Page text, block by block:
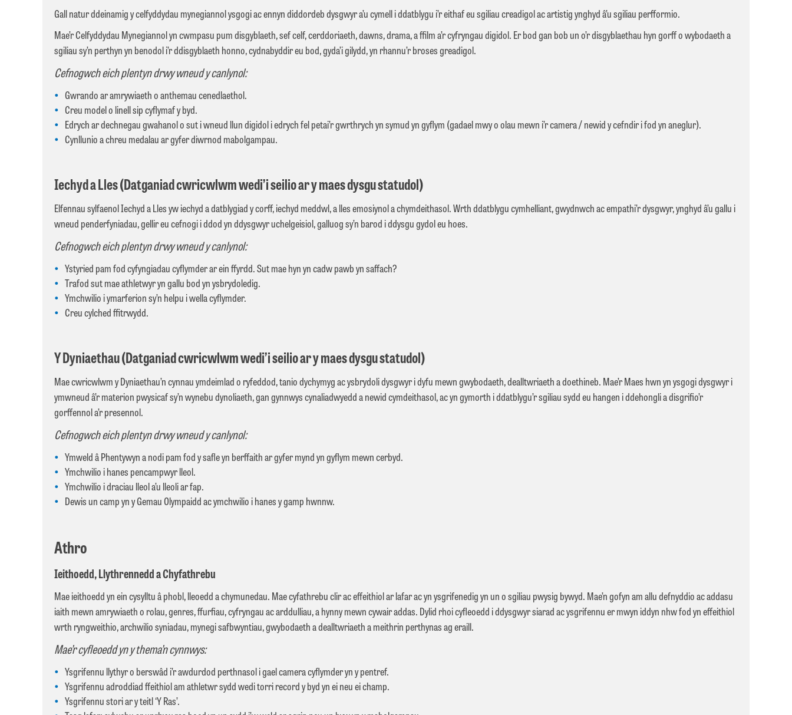
Gall natur ddeinamig y celfyddydau mynegiannol ysgogi ac ennyn diddordeb dysgwyr a’u cymell i ddatblygu i’r eithaf eu sgiliau creadigol ac artistig ynghyd â’u sgiliau perfformio.
Mae’r Celfyddydau Mynegiannol yn cwmpasu pum disgyblaeth, sef celf, cerddoriaeth, dawns, drama, a ffilm a’r cyfryngau digidol. Er bod gan bob un o’r disgyblaethau hyn gorff o wybodaeth a
sgiliau sy’n perthyn yn benodol i’r ddisgyblaeth honno, cydnabyddir eu bod, gyda’i gilydd, yn rhannu’r broses greadigol.
Cefnogwch eich plentyn drwy wneud y canlynol:
Gwrando ar amrywiaeth o anthemau cenedlaethol.
Creu model o linell sip cyflymaf y byd.
Edrych ar dechnegau gwahanol o sut i wneud llun digidol i edrych fel petai’r gwrthrych yn symud yn gyflym (gadael mwy o olau mewn i’r camera / newid y cefndir i fod yn aneglur).
Cynllunio a chreu medalau ar gyfer diwrnod mabolgampau.
Iechyd a Lles (Datganiad cwricwlwm wedi’i seilio ar y maes dysgu statudol)
Elfennau sylfaenol Iechyd a Lles yw iechyd a datblygiad y corff, iechyd meddwl, a lles emosiynol a chymdeithasol. Wrth ddatblygu cymhelliant, gwydnwch ac empathi’r dysgwyr, ynghyd â’u gallu i
wneud penderfyniadau, gellir eu cefnogi i ddod yn ddysgwyr uchelgeisiol, galluog sy’n barod i ddysgu gydol eu hoes.
Cefnogwch eich plentyn drwy wneud y canlynol:
Ystyried pam fod cyfyngiadau cyflymder ar ein ffyrdd. Sut mae hyn yn cadw pawb yn saffach?
Trafod sut mae athletwyr yn gallu bod yn ysbrydoledig.
Ymchwilio i ymarferion sy’n helpu i wella cyflymder.
Creu cylched ffitrwydd.
Y Dyniaethau (Datganiad cwricwlwm wedi’i seilio ar y maes dysgu statudol)
Mae cwricwlwm y Dyniaethau’n cynnau ymdeimlad o ryfeddod, tanio dychymyg ac ysbrydoli dysgwyr i dyfu mewn gwybodaeth, dealltwriaeth a doethineb. Mae’r Maes hwn yn ysgogi dysgwyr i
ymwneud â’r materion pwysicaf sy’n wynebu dynoliaeth, gan gynnwys cynaliadwyedd a newid cymdeithasol, ac yn gymorth i ddatblygu’r sgiliau sydd eu hangen i ddehongli a disgrifio’r
gorffennol a’r presennol.
Cefnogwch eich plentyn drwy wneud y canlynol:
Ymweld â Phentywyn a nodi pam fod y safle yn berffaith ar gyfer mynd yn gyflym mewn cerbyd.
Ymchwilio i hanes pencampwyr lleol.
Ymchwilio i draciau lleol a’u lleoli ar fap.
Dewis un camp yn y Gemau Olympaidd ac ymchwilio i hanes y gamp hwnnw.
Athro
Ieithoedd, Llythrennedd a Chyfathrebu
Mae ieithoedd yn ein cysylltu â phobl, lleoedd a chymunedau. Mae cyfathrebu clir ac effeithiol ar lafar ac yn ysgrifenedig yn un o sgiliau pwysig bywyd. Mae’n gofyn am allu defnyddio ac addasu
iaith mewn amrywiaeth o rolau, genres, ffurfiau, cyfryngau ac arddulliau, a hynny mewn cywair addas. Dylid rhoi cyﬂeoedd i ddysgwyr siarad ac ysgrifennu er mwyn iddyn nhw fod yn effeithiol
wrth ryngweithio, archwilio syniadau, mynegi safbwyntiau, gwybodaeth a dealltwriaeth a meithrin perthynas ag eraill.
Mae’r cyfleoedd yn y thema’n cynnwys:
Ysgrifennu llythyr o berswâd i’r awdurdod perthnasol i gael camera cyflymder yn y pentref.
Ysgrifennu adroddiad ffeithiol am athletwr sydd wedi torri record y byd yn ei neu ei champ.
Ysgrifennu stori ar y teitl ‘Y Ras’.